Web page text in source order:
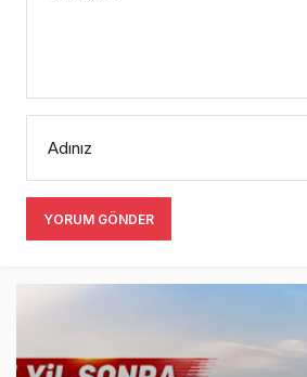
Adınız
YORUM GÖNDER